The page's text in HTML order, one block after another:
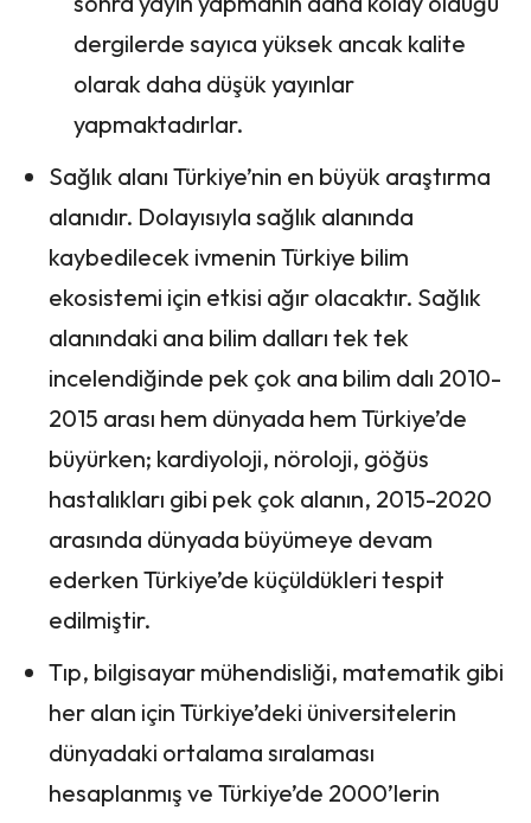
dergilerde sayıca yüksek ancak kalite
olarak daha düşük yayınlar
yapmaktadırlar.
Sağlık alanı Türkiye’nin en büyük araştırma
alanıdır. Dolayısıyla sağlık alanında
kaybedilecek ivmenin Türkiye bilim
ekosistemi için etkisi ağır olacaktır. Sağlık
alanındaki ana bilim dalları tek tek
incelendiğinde pek çok ana bilim dalı 2010-
2015 arası hem dünyada hem Türkiye’de
büyürken; kardiyoloji, nöroloji, göğüs
hastalıkları gibi pek çok alanın, 2015-2020
arasında dünyada büyümeye devam
ederken Türkiye’de küçüldükleri tespit
edilmiştir.
Tıp, bilgisayar mühendisliği, matematik gibi
her alan için Türkiye’deki üniversitelerin
dünyadaki ortalama sıralaması
hesaplanmış ve Türkiye’de 2000’lerin